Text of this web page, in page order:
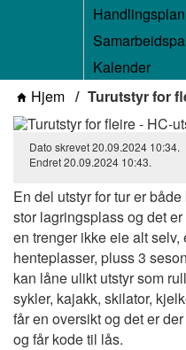
Kalender
Hjem
Turutstyr for
Dato skrevet20.09.2024 10:34.
Endret20.09.2024 10:43.
En del utstyr for tur er
stor lagringsplass og det
en trenger ikke eie alt
henteplasser, pluss 3
kan låne ulikt utstyr som
sykler, kajakk, skilator,
får en oversikt og det er
og får kode til lås.